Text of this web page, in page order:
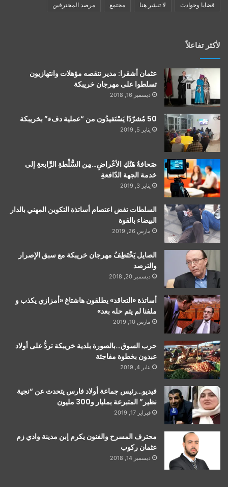
قضايا وحوادث لا تنشر هنا مجتمع مرصد المحترفين
لأكثر تفاعلاً
عثمان أشقرا: مدير تنقصه مؤهلات وانتهازيون
تسلطوا على مهرجان خريبكة
ديسمبر 16, 2018
50 مُشرّدًا يَسْتَفيدُون من “عملية دفء” بخريبكة
يناير 5, 2019
صَحافةُ هَتْكِ الأعْراضِ…مِن السُّلْطةِ الرِّابعةِ إلى
خدمة الجهة الدّافعةِ
يناير 3, 2019
السلطات تفض اعتصام أساتذة التكوين المهني بالدار
البيضاء بالقوة
مارس 26, 2019
الصايل يَخْتَطِفُ مهرجان خريبكة مع سبق الإصرار
والترصد
ديسمبر 20, 2018
أساتذة «التعاقد» يطلقون هاشتاغ «أمزازي يكذب و
ملفنا لم يتم حله بعد»
مارس 10, 2019
حرب السوق…بالصورة بلدية خريبكة تردُّ على أولاد
عبدون بخطوة مفاجئة
يناير 4, 2019
فيديو…رئيس جماعة أولاد فارس يتحدث عن “نجية
نظير” المتبرعة بمليار و300 مليون
فبراير 17, 2019
محترف المسرح والفنون يكرم إبن مدينة وادي زم
عثمان ركوب
ديسمبر 14, 2018